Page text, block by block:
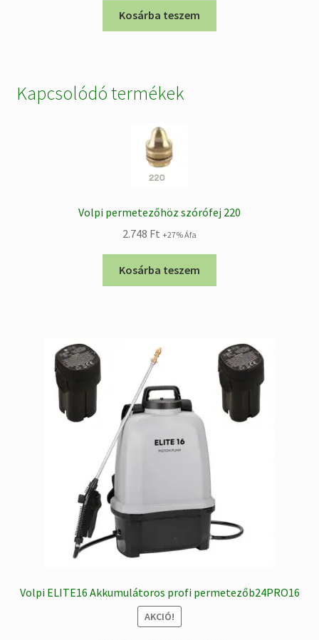
was:
26.188 Ft.
is:
18.690 Ft.
Kosárba teszem
Kapcsolódó termékek
Volpi permetezőhöz szórófej 220
2.748 Ft +27% Áfa
Kosárba teszem
Volpi ELITE16 Akkumulátoros profi permetezőb24PRO16
AKCIÓ!